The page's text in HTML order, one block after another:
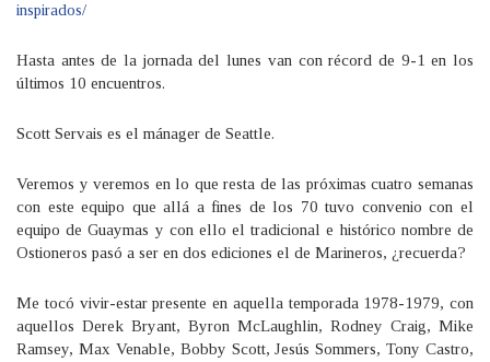
inspirados/
Hasta antes de la jornada del lunes van con récord de 9-1 en los
últimos 10 encuentros.
Scott Servais es el mánager de Seattle.
Veremos y veremos en lo que resta de las próximas cuatro semanas
con este equipo que allá a fines de los 70 tuvo convenio con el
equipo de Guaymas y con ello el tradicional e histórico nombre de
Ostioneros pasó a ser en dos ediciones el de Marineros, ¿recuerda?
Me tocó vivir-estar presente en aquella temporada 1978-1979, con
aquellos Derek Bryant, Byron McLaughlin, Rodney Craig, Mike
Ramsey, Max Venable, Bobby Scott, Jesús Sommers, Tony Castro,